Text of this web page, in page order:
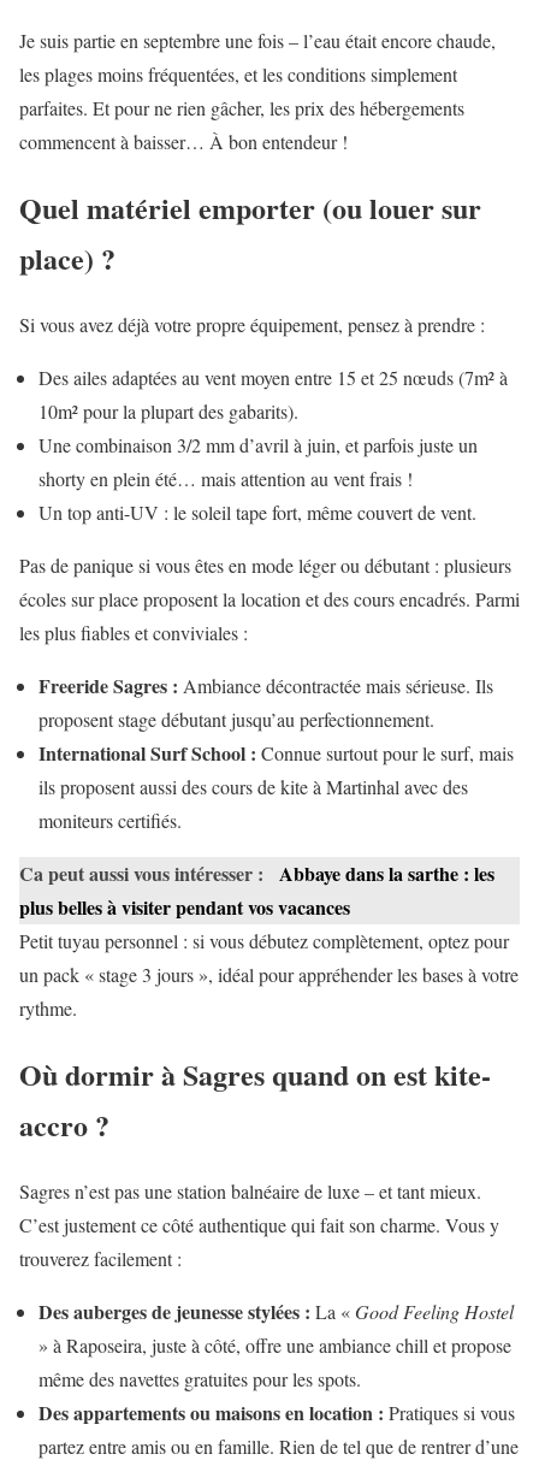
Je suis partie en septembre une fois – l’eau était encore chaude,
les plages moins fréquentées, et les conditions simplement
parfaites. Et pour ne rien gâcher, les prix des hébergements
commencent à baisser… À bon entendeur !
Quel matériel emporter (ou louer sur
place) ?
Si vous avez déjà votre propre équipement, pensez à prendre :
Des ailes adaptées au vent moyen entre 15 et 25 nœuds (7m² à
10m² pour la plupart des gabarits).
Une combinaison 3/2 mm d’avril à juin, et parfois juste un
shorty en plein été… mais attention au vent frais !
Un top anti-UV : le soleil tape fort, même couvert de vent.
Pas de panique si vous êtes en mode léger ou débutant : plusieurs
écoles sur place proposent la location et des cours encadrés. Parmi
les plus fiables et conviviales :
Freeride Sagres : Ambiance décontractée mais sérieuse. Ils
proposent stage débutant jusqu’au perfectionnement.
International Surf School : Connue surtout pour le surf, mais
ils proposent aussi des cours de kite à Martinhal avec des
moniteurs certifiés.
Ca peut aussi vous intéresser :
Abbaye dans la sarthe : les
plus belles à visiter pendant vos vacances
Petit tuyau personnel : si vous débutez complètement, optez pour
un pack « stage 3 jours », idéal pour appréhender les bases à votre
rythme.
Où dormir à Sagres quand on est kite-
accro ?
Sagres n’est pas une station balnéaire de luxe – et tant mieux.
C’est justement ce côté authentique qui fait son charme. Vous y
trouverez facilement :
Des auberges de jeunesse stylées : La «Good Feeling Hostel
» à Raposeira, juste à côté, offre une ambiance chill et propose
même des navettes gratuites pour les spots.
Des appartements ou maisons en location : Pratiques si vous
partez entre amis ou en famille. Rien de tel que de rentrer d’une